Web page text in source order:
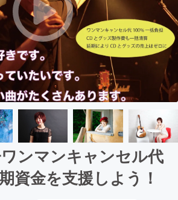
ンマンキャンセル代
資金を支援しよう！